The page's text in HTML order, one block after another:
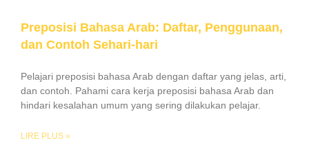
Preposisi Bahasa Arab: Daftar, Penggunaan,
dan Contoh Sehari-hari
Pelajari preposisi bahasa Arab dengan daftar yang jelas, arti,
dan contoh. Pahami cara kerja preposisi bahasa Arab dan
hindari kesalahan umum yang sering dilakukan pelajar.
LIRE PLUS »